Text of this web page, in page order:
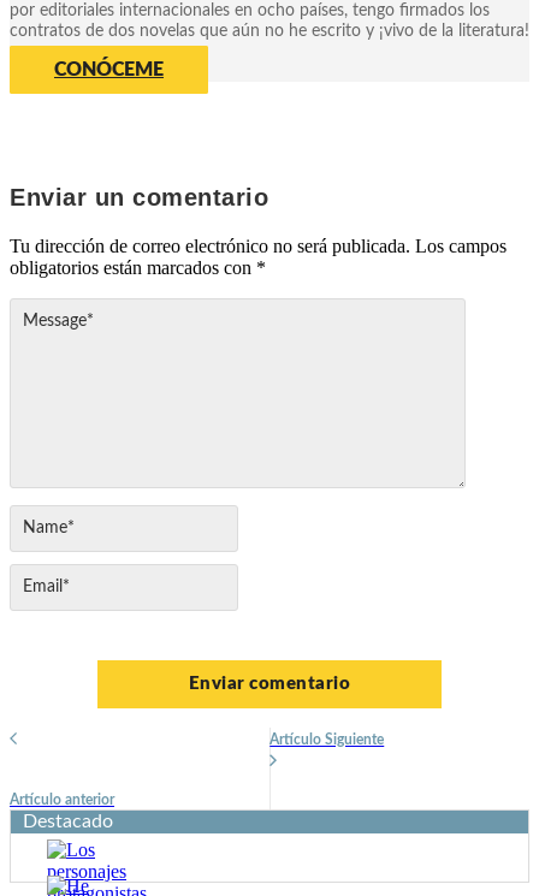
por editoriales internacionales en ocho países, tengo firmados los
contratos de dos novelas que aún no he escrito y ¡vivo de la literatura!
CONÓCEME
Enviar un comentario
Tu dirección de correo electrónico no será publicada. Los campos
obligatorios están marcados con *
Artículo anterior
Artículo Siguiente
Destacado